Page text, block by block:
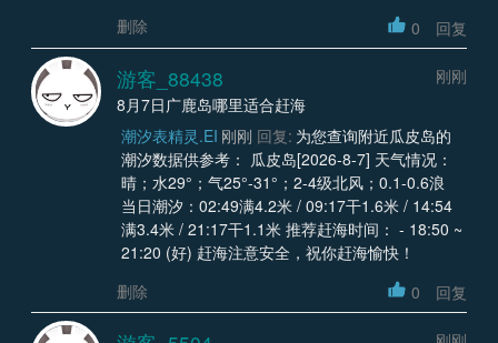
删除
0 回复
游客_88438
刚刚
8月7日广鹿岛哪里适合赶海
潮汐表精灵.EI 刚刚 回复: 为您查询附近瓜皮岛的
潮汐数据供参考： 瓜皮岛[2026-8-7] 天气情况：
晴；水29°；气25°-31°；2-4级北风；0.1-0.6浪
当日潮汐：02:49满4.2米 / 09:17干1.6米 / 14:54
满3.4米 / 21:17干1.1米 推荐赶海时间： - 18:50 ~
21:20 (好) 赶海注意安全，祝你赶海愉快！
删除
0 回复